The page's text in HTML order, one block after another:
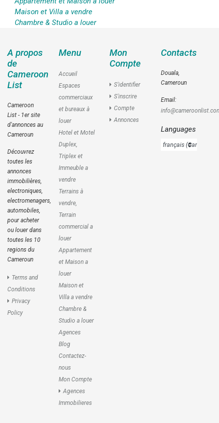
Maison et Villa a vendre
Chambre & Studio a louer
A propos
de
Cameroon
List
Cameroon
List - 1er site
d'annonces au
Cameroun
Découvrez
toutes les
annonces
immobilières,
electroniques,
electromenagers,
automobiles,
pour acheter
ou louer dans
toutes les 10
regions du
Cameroun
Terms and
Conditions
Privacy
Policy
Menu
Accueil
Espaces
commerciaux
et bureaux à
louer
Hotel et Motel
Duplex,
Triplex et
Immeuble a
vendre
Terrains à
vendre,
Terrain
commercial a
louer
Appartement
et Maison a
louer
Maison et
Villa a vendre
Chambre &
Studio a louer
Agences
Blog
Contactez-
nous
Mon Compte
Agences
Immobilieres
Mon
Compte
S'identifier
S'inscrire
Compte
Annonces
Contacts
Douala,
Cameroun
Email:
Languages